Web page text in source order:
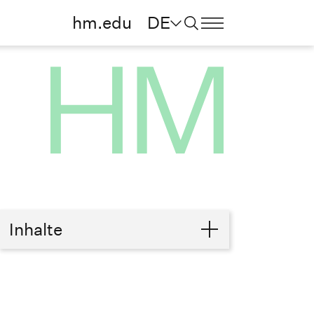
hm.edu DE
Inhalte